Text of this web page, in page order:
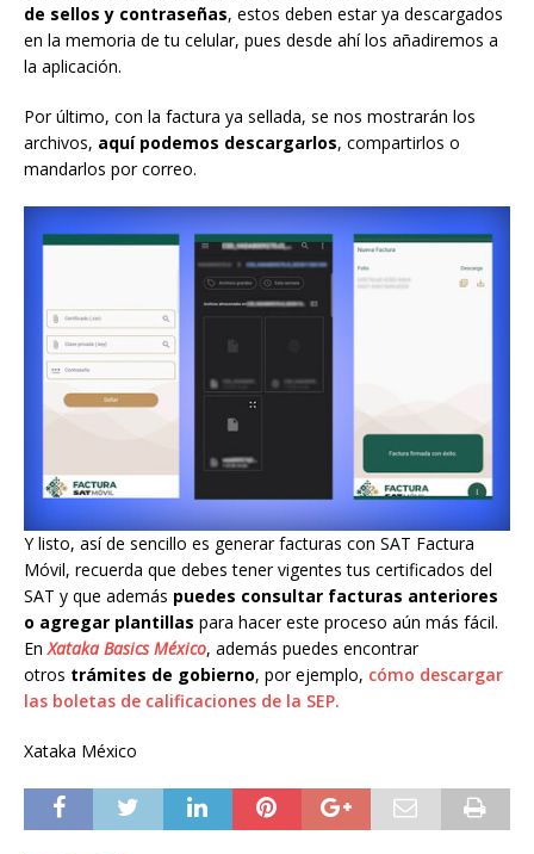
de sellos y contraseñas, estos deben estar ya descargados
en la memoria de tu celular, pues desde ahí los añadiremos a
la aplicación.
Por último, con la factura ya sellada, se nos mostrarán los
archivos, aquí podemos descargarlos, compartirlos o
mandarlos por correo.
Y listo, así de sencillo es generar facturas con SAT Factura
Móvil, recuerda que debes tener vigentes tus certificados del
SAT y que además puedes consultar facturas anteriores
o agregar plantillas para hacer este proceso aún más fácil.
EnXataka Basics México, además puedes encontrar
otros trámites de gobierno, por ejemplo, cómo descargar
las boletas de calificaciones de la SEP.
Xataka México